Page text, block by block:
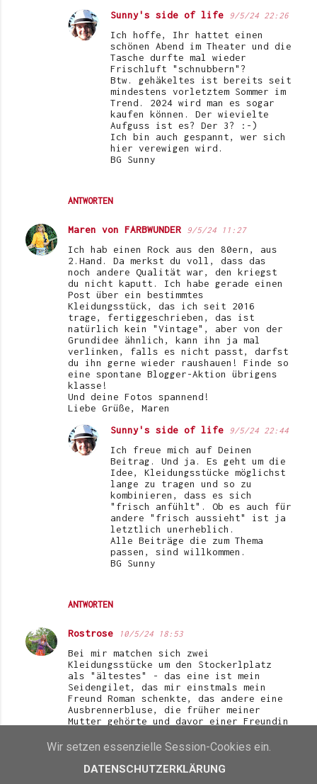
ANTWORTEN
Sunny's side of life 9/5/24 22:26
Ich hoffe, Ihr hattet einen
schönen Abend im Theater und die
Tasche durfte mal wieder
Frischluft "schnubbern"?
Btw. gehäkeltes ist bereits seit
mindestens vorletztem Sommer im
Trend. 2024 wird man es sogar
kaufen können. Der wievielte
Aufguss ist es? Der 3? :-)
Ich bin auch gespannt, wer sich
hier verewigen wird.
BG Sunny
Maren von FARBWUNDER 9/5/24 11:27
Ich hab einen Rock aus den 80ern, aus
2.Hand. Da merkst du voll, dass das
noch andere Qualität war, den kriegst
du nicht kaputt. Ich habe gerade einen
Post über ein bestimmtes
Kleidungsstück, das ich seit 2016
trage, fertiggeschrieben, das ist
natürlich kein "Vintage", aber von der
Grundidee ähnlich, kann ihn ja mal
verlinken, falls es nicht passt, darfst
du ihn gerne wieder raushauen! Finde so
eine spontane Blogger-Aktion übrigens
klasse!
Und deine Fotos spannend!
Liebe Grüße, Maren
ANTWORTEN
Sunny's side of life 9/5/24 22:44
Ich freue mich auf Deinen
Beitrag. Und ja. Es geht um die
Idee, Kleidungsstücke möglichst
lange zu tragen und so zu
kombinieren, dass es sich
"frisch anfühlt". Ob es auch für
andere "frisch aussieht" ist ja
letztlich unerheblich.
Alle Beiträge die zum Thema
passen, sind willkommen.
BG Sunny
Rostrose 10/5/24 18:53
Bei mir matchen sich zwei
Kleidungsstücke um den Stockerlplatz
als "ältestes" - das eine ist mein
Seidengilet, das mir einstmals mein
Freund Roman schenkte, das andere eine
Ausbrennerbluse, die früher meiner
Mutter gehörte und davor einer Freundin
verlinkt, Wenn's darum geht, welches
Gilet aus der Mitte der 1980er.
Wir setzen essenzielle Session-Cookies ein.
DATENSCHUTZERKLÄRUNG